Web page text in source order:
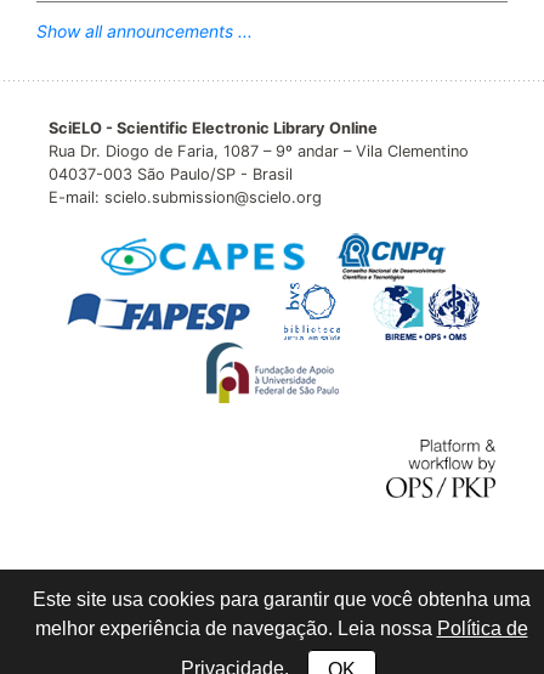
Show all announcements ...
SciELO - Scientific Electronic Library Online
Rua Dr. Diogo de Faria, 1087 – 9º andar – Vila Clementino
04037-003 São Paulo/SP - Brasil
E-mail: scielo.submission@scielo.org
Este site usa cookies para garantir que você obtenha uma
melhor experiência de navegação. Leia nossa Política de
Privacidade. OK